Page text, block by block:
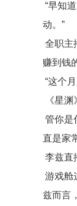
“早知
动。”
全职主
赚到钱
“这个
《星
管你是
直是家
李兹直
游戏舱
兹而言